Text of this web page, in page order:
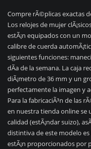
Compre rÃ©plicas exactas
Los relojes de mujer
estÃ¡n equipados con un
calibre de cuerda
siguientes funciones:
dÃ­a de la semana. La caja
diÃ¡metro de 36 mm y un
perfectamente la imagen y
Para la fabricaciÃ³n de las
en nuestra tienda online se
calidad (estÃ¡ndar suizo),
distintiva de este modelo
estÃ¡n proporcionados por